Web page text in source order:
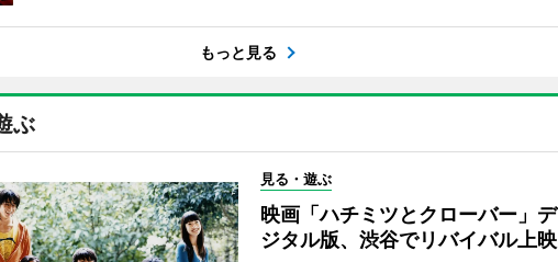
もっと見る
ぶ
見る・遊ぶ
映画「ハチミツとクローバー」デ
ジタル版、渋谷でリバイバル上映